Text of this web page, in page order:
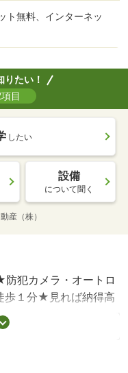
ト無料、インターネッ
りたい！
目
したい
設備
について聞く
産（株）
犯カメラ・オートロ
歩１分★見れば納得高
ット無料で節約★・
０％）・維持費等：
ュリティ◎ザ・モー